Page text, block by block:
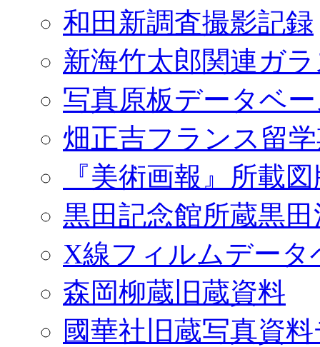
和田新調査撮影記録
新海竹太郎関連ガ
写真原板データベ
畑正吉フランス留
『美術画報』所載
黒田記念館所蔵黒
X線フィルムデータ
森岡柳蔵旧蔵資料
國華社旧蔵写真資